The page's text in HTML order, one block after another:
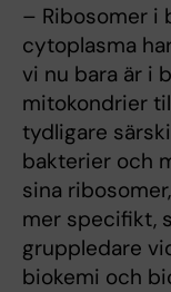
– Ribosomer i
cytoplasma
vi nu bara är i
mitokondrier
tydligare
bakterier och
sina
mer specifikt,
gruppledare
biokemi och